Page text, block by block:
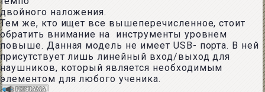
двойного наложения.
Тем же, кто ищет все вышеперечисленное, стоит
обратить внимание на инструменты уровнем
повыше. Данная модель не имеет USB- порта. В ней
присутствует лишь линейный вход/выход для
наушников, который является необходимым
элементом для любого ученика.